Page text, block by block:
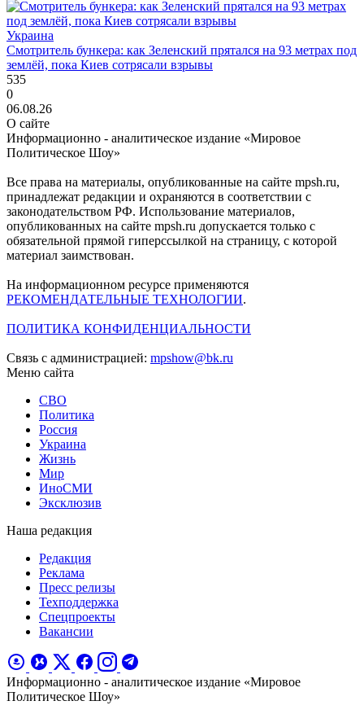
Украина
Смотритель бункера: как Зеленский прятался на 93 метрах под
землёй, пока Киев сотрясали взрывы
535
0
06.08.26
О сайте
Информационно - аналитическое издание «Мировое
Политическое Шоу»
Все права на материалы, опубликованные на сайте mpsh.ru,
принадлежат редакции и охраняются в соответствии с
законодательством РФ. Использование материалов,
опубликованных на сайте mpsh.ru допускается только с
обязательной прямой гиперссылкой на страницу, с которой
материал заимствован.
На информационном ресурсе применяются
РЕКОМЕНДАТЕЛЬНЫЕ ТЕХНОЛОГИИ.
ПОЛИТИКА КОНФИДЕНЦИАЛЬНОСТИ
Связь с администрацией: mpshow@bk.ru
Меню сайта
СВО
Политика
Россия
Украина
Жизнь
Мир
ИноСМИ
Эксклюзив
Наша редакция
Редакция
Реклама
Пресс релизы
Техподдержка
Спецпроекты
Вакансии
Информационно - аналитическое издание «Мировое
Политическое Шоу»